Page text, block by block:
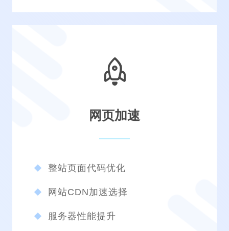
网页加速
整站页面代码优化
网站CDN加速选择
服务器性能提升